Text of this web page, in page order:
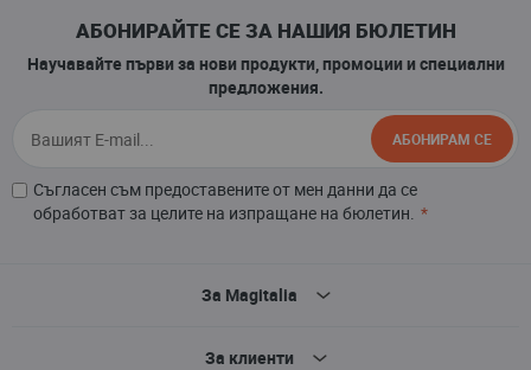
АБОНИРАЙТЕ СЕ ЗА НАШИЯ БЮЛЕТИН
Научавайте първи за нови продукти, промоции и специални
предложения.
Съгласен съм предоставените от мен данни да се
обработват за целите на изпращане на бюлетин.
АБОНИРАМ СЕ
За Magitalia
За клиенти